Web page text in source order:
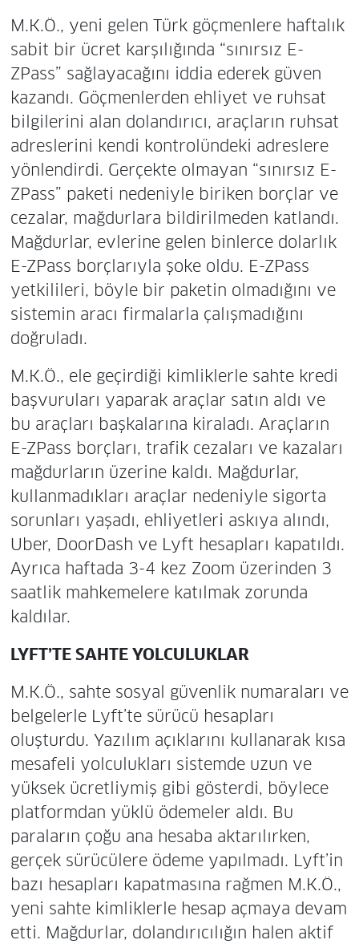
M.K.Ö., yeni gelen Türk göçmenlere haftalık
sabit bir ücret karşılığında “sınırsız E-
ZPass” sağlayacağını iddia ederek güven
kazandı. Göçmenlerden ehliyet ve ruhsat
bilgilerini alan dolandırıcı, araçların ruhsat
adreslerini kendi kontrolündeki adreslere
yönlendirdi. Gerçekte olmayan “sınırsız E-
ZPass” paketi nedeniyle biriken borçlar ve
cezalar, mağdurlara bildirilmeden katlandı.
Mağdurlar, evlerine gelen binlerce dolarlık
E-ZPass borçlarıyla şoke oldu. E-ZPass
yetkilileri, böyle bir paketin olmadığını ve
sistemin aracı firmalarla çalışmadığını
doğruladı.
M.K.Ö., ele geçirdiği kimliklerle sahte kredi
başvuruları yaparak araçlar satın aldı ve
bu araçları başkalarına kiraladı. Araçların
E-ZPass borçları, trafik cezaları ve kazaları
mağdurların üzerine kaldı. Mağdurlar,
kullanmadıkları araçlar nedeniyle sigorta
sorunları yaşadı, ehliyetleri askıya alındı,
Uber, DoorDash ve Lyft hesapları kapatıldı.
Ayrıca haftada 3-4 kez Zoom üzerinden 3
saatlik mahkemelere katılmak zorunda
kaldılar.
LYFT’TE SAHTE YOLCULUKLAR
M.K.Ö., sahte sosyal güvenlik numaraları ve
belgelerle Lyft’te sürücü hesapları
oluşturdu. Yazılım açıklarını kullanarak kısa
mesafeli yolculukları sistemde uzun ve
yüksek ücretliymiş gibi gösterdi, böylece
platformdan yüklü ödemeler aldı. Bu
paraların çoğu ana hesaba aktarılırken,
gerçek sürücülere ödeme yapılmadı. Lyft’in
bazı hesapları kapatmasına rağmen M.K.Ö.,
yeni sahte kimliklerle hesap açmaya devam
etti. Mağdurlar, dolandırıcılığın halen aktif